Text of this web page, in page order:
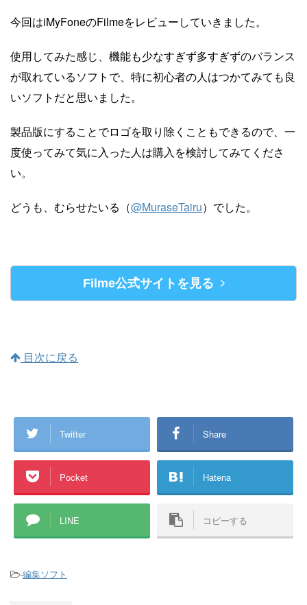
今回はiMyFoneのFilmeをレビューしていきました。
使用してみた感じ、機能も少なすぎず多すぎずのバランス
が取れているソフトで、特に初心者の人はつかてみても良
いソフトだと思いました。
製品版にすることでロゴを取り除くこともできるので、一
度使ってみて気に入った人は購入を検討してみてくださ
い。
どうも、むらせたいる（@MuraseTairu）でした。
Filme公式サイトを見る
目次に戻る
Twitter Share
Pocket Hatena
LINE コピーする
-編集ソフト